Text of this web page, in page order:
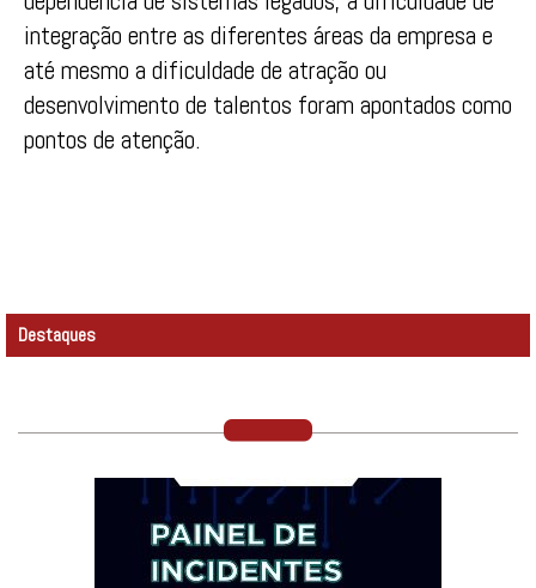
integração entre as diferentes áreas da empresa e
até mesmo a dificuldade de atração ou
desenvolvimento de talentos foram apontados como
pontos de atenção.
Destaques